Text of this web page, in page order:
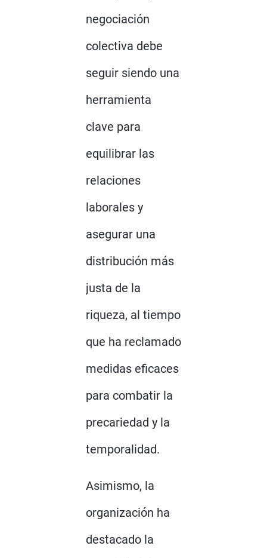
negociación
colectiva debe
seguir siendo una
herramienta
clave para
equilibrar las
relaciones
laborales y
asegurar una
distribución más
justa de la
riqueza, al tiempo
que ha reclamado
medidas eficaces
para combatir la
precariedad y la
temporalidad.
Asimismo, la
organización ha
destacado la